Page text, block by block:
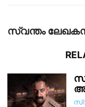
സ്വന്തം